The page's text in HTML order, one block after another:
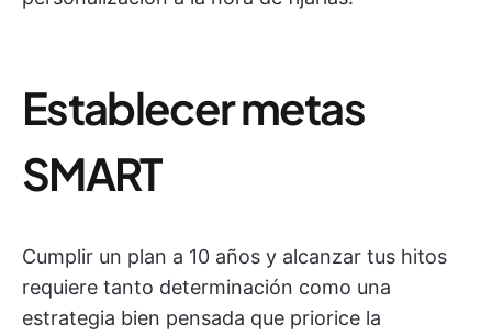
Establecer metas
SMART
Cumplir un plan a 10 años y alcanzar tus hitos
requiere tanto determinación como una
estrategia bien pensada que priorice la